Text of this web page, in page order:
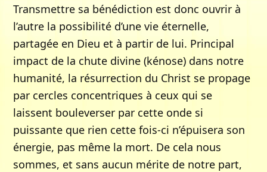
Transmettre sa bénédiction est donc ouvrir à
l’autre la possibilité d’une vie éternelle,
partagée en Dieu et à partir de lui. Principal
impact de la chute divine (kénose) dans notre
humanité, la résurrection du Christ se propage
par cercles concentriques à ceux qui se
laissent bouleverser par cette onde si
puissante que rien cette fois-ci n’épuisera son
énergie, pas même la mort. De cela nous
sommes, et sans aucun mérite de notre part,